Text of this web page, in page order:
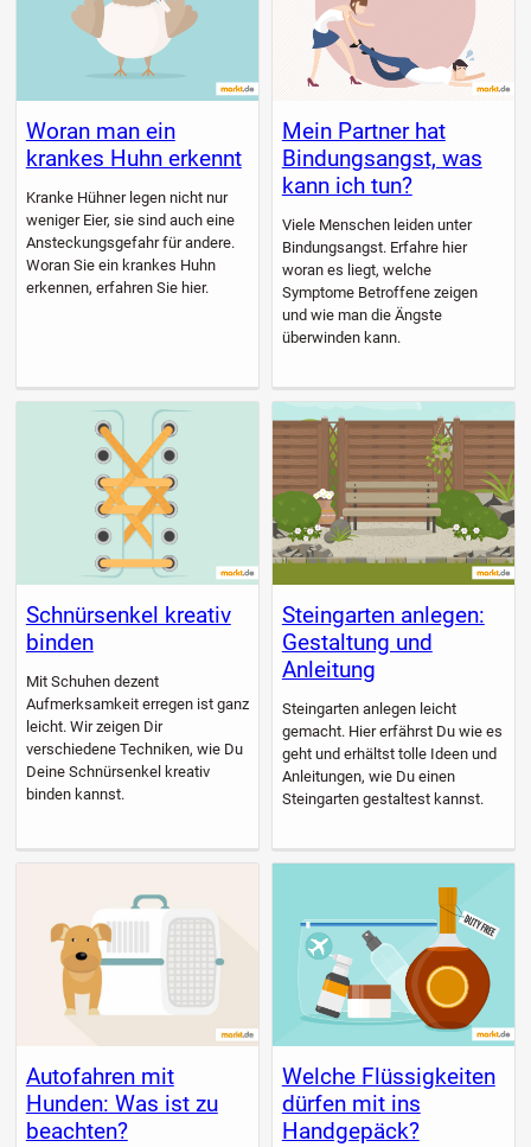
Woran man ein
krankes Huhn erkennt
Kranke Hühner legen nicht nur
weniger Eier, sie sind auch eine
Ansteckungsgefahr für andere.
Woran Sie ein krankes Huhn
erkennen, erfahren Sie hier.
Mein Partner hat
Bindungsangst, was
kann ich tun?
Viele Menschen leiden unter
Bindungsangst. Erfahre hier
woran es liegt, welche
Symptome Betroffene zeigen
und wie man die Ängste
überwinden kann.
Schnürsenkel kreativ
binden
Mit Schuhen dezent
Aufmerksamkeit erregen ist ganz
leicht. Wir zeigen Dir
verschiedene Techniken, wie Du
Deine Schnürsenkel kreativ
binden kannst.
Steingarten anlegen:
Gestaltung und
Anleitung
Steingarten anlegen leicht
gemacht. Hier erfährst Du wie es
geht und erhältst tolle Ideen und
Anleitungen, wie Du einen
Steingarten gestaltest kannst.
Autofahren mit
Hunden: Was ist zu
beachten?
Welche Flüssigkeiten
dürfen mit ins
Handgepäck?